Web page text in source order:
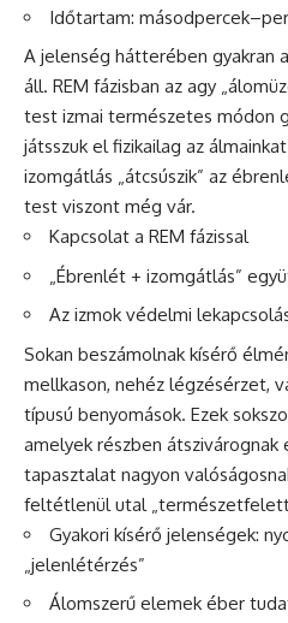
Időtartam:
A jelenség hátterében gyakran a
áll. REM fázisban az agy
test izmai természetes módon
játsszuk el fizikailag az
izomgátlás „átcsúszik” az
test viszont még vár.
Kapcsolat a REM fázissal
„Ébrenlét + izomgátlás”
Az izmok védelmi
Sokan beszámolnak kísérő
mellkason, nehéz légzésérzet,
típusú benyomások. Ezek
amelyek részben
tapasztalat nagyon
feltétlenül utal
Gyakori kísérő jelenségek:
„jelenlétérzés”
Álomszerű elemek éber